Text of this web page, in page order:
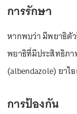
การรักษา
หากพบว่า มีพยาธิตั
พยาธิที่มีประสิทธิภ
(albendazole) ยาไ
การป้องกัน